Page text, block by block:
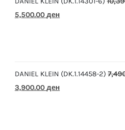
Original
5,500.00 ден
DANIEL KLEIN (DK.1.14458-2)
Original
3,900.00 ден